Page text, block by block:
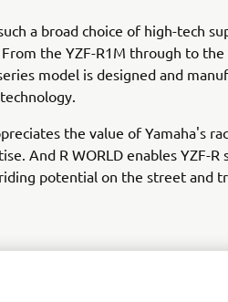
a broad choice of high-tech
the YZF-R1M through to the
model is designed and
the value of Yamaha's
And R WORLD enables YZF-R
potential on the street and